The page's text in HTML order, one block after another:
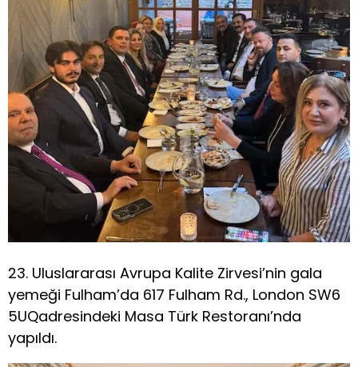
23. Uluslararası Avrupa Kalite Zirvesi’nin gala
yemeği Fulham’da 617 Fulham Rd., London SW6
5UQadresindeki Masa Türk Restoranı’nda
yapıldı.